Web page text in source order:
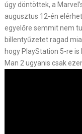
úgy döntöttek, a
augusztus 12-én
egyelőre semmit nem
billentyűzetet ragad
hogy PlayStation 5-re
Man 2 ugyanis csak